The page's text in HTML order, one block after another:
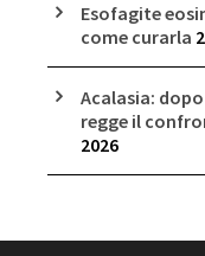
Esofagite
come curarla
Acalasia:
regge il
2026